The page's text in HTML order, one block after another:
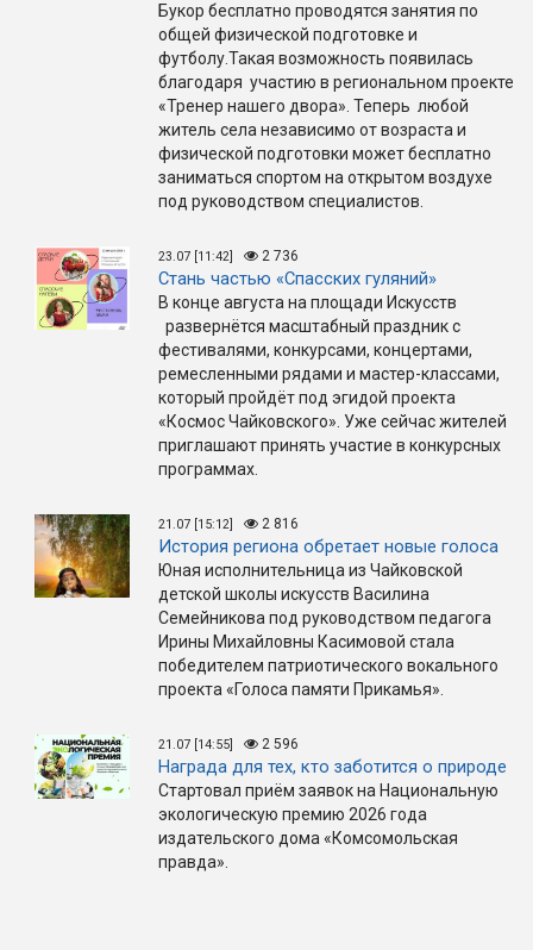
Букор бесплатно проводятся занятия по
общей физической подготовке и
футболу.Такая возможность появилась
благодаря участию в региональном проекте
«Тренер нашего двора». Теперь любой
житель села независимо от возраста и
физической подготовки может бесплатно
заниматься спортом на открытом воздухе
под руководством специалистов.
23.07 [11:42] 2 736
Стань частью «Спасских гуляний»
В конце августа на площади Искусств
развернётся масштабный праздник с
фестивалями, конкурсами, концертами,
ремесленными рядами и мастер-классами,
который пройдёт под эгидой проекта
«Космос Чайковского». Уже сейчас жителей
приглашают принять участие в конкурсных
программах.
21.07 [15:12] 2 816
История региона обретает новые голоса
Юная исполнительница из Чайковской
детской школы искусств Василина
Семейникова под руководством педагога
Ирины Михайловны Касимовой стала
победителем патриотического вокального
проекта «Голоса памяти Прикамья».
21.07 [14:55] 2 596
Награда для тех, кто заботится о природе
Стартовал приём заявок на Национальную
экологическую премию 2026 года
издательского дома «Комсомольская
правда».